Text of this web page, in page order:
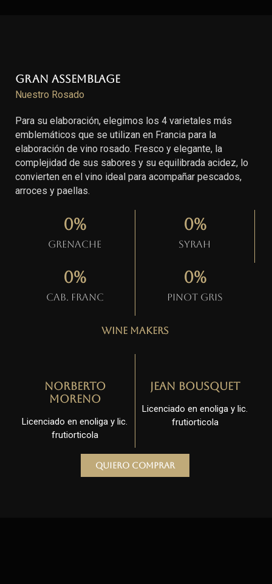
Gran Assemblage
Nuestro Rosado
Para su elaboración, elegimos los 4 varietales más
emblemáticos que se utilizan en Francia para la
elaboración de vino rosado. Fresco y elegante, la
complejidad de sus sabores y su equilibrada acidez, lo
convierten en el vino ideal para acompañar pescados,
arroces y paellas.
Grenache
0%
Syrah
0%
Cab. Franc
0%
Pinot gris
0%
Wine Makers
Norberto
Moreno
Licenciado en enoliga y lic.
frutiorticola
Jean Bousquet
Licenciado en enoliga y lic.
frutiorticola
Quiero comprar